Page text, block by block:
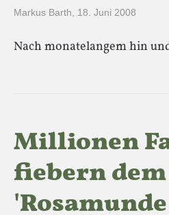
Markus Barth 18. Juni 2008
Nach monatelangem hin
Millionen
fiebern